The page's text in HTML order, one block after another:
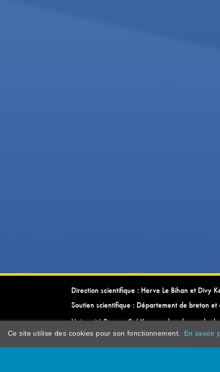
Direction scientifique : Herve Le Bihan et Divy
Soutien scientifique : Département de breton et
Université Rennes 2 / Kevrenn brezhoneg ha
Ce site utilise des cookies pour son fonctionnement. En savoir